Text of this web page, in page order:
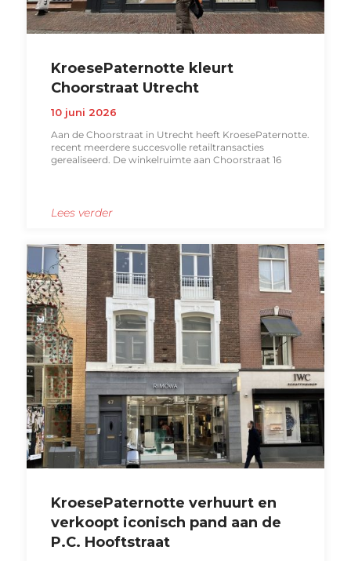
KroesePaternotte kleurt
Choorstraat Utrecht
10 juni 2026
Aan de Choorstraat in Utrecht heeft KroesePaternotte.
recent meerdere succesvolle retailtransacties
gerealiseerd. De winkelruimte aan Choorstraat 16
Lees verder
KroesePaternotte verhuurt en
verkoopt iconisch pand aan de
P.C. Hooftstraat